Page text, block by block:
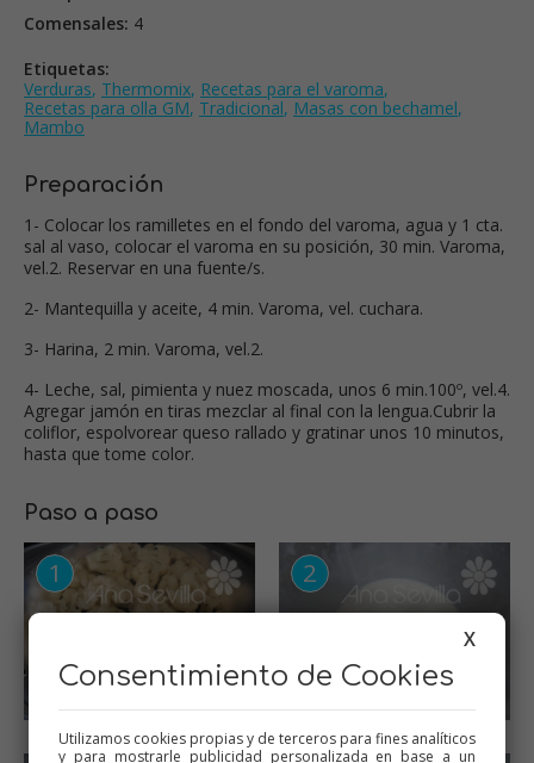
Comensales: 4
Etiquetas:
Verduras, Thermomix, Recetas para el varoma,
Recetas para olla GM, Tradicional, Masas con bechamel,
Mambo
Preparación
1- Colocar los ramilletes en el fondo del varoma, agua y 1 cta.
sal al vaso, colocar el varoma en su posición, 30 min. Varoma,
vel.2. Reservar en una fuente/s.
2- Mantequilla y aceite, 4 min. Varoma, vel. cuchara.
3- Harina, 2 min. Varoma, vel.2.
4- Leche, sal, pimienta y nuez moscada, unos 6 min.100º, vel.4.
Agregar jamón en tiras mezclar al final con la lengua.Cubrir la
coliflor, espolvorear queso rallado y gratinar unos 10 minutos,
hasta que tome color.
Paso a paso
X
Consentimiento de Cookies
Utilizamos cookies propias y de terceros para fines analíticos
y para mostrarle publicidad personalizada en base a un